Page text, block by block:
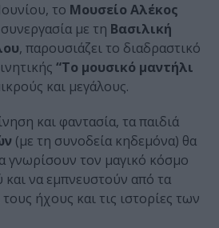
το Μουσείο Αλέκος
με τη Βασιλική
, παρουσιάζει το διαδραστικό
“Το μουσικό μαντήλι
και μεγάλους.
και φαντασία, τα παιδιά
(με τη συνοδεία κηδεμόνα) θα
γνωρίσουν τον μαγικό κόσμο
να εμπνευστούν από τα
ήχους και τις ιστορίες των